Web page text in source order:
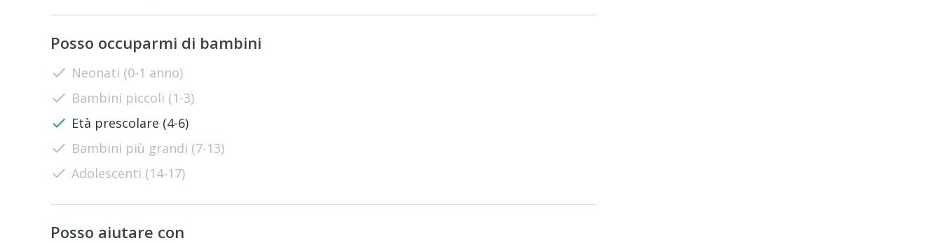
Posso occuparmi di bambini
check Neonati (0-1 anno)
check Bambini piccoli (1-3)
check Età prescolare (4-6)
check Bambini più grandi (7-13)
check Adolescenti (14-17)
Posso aiutare con